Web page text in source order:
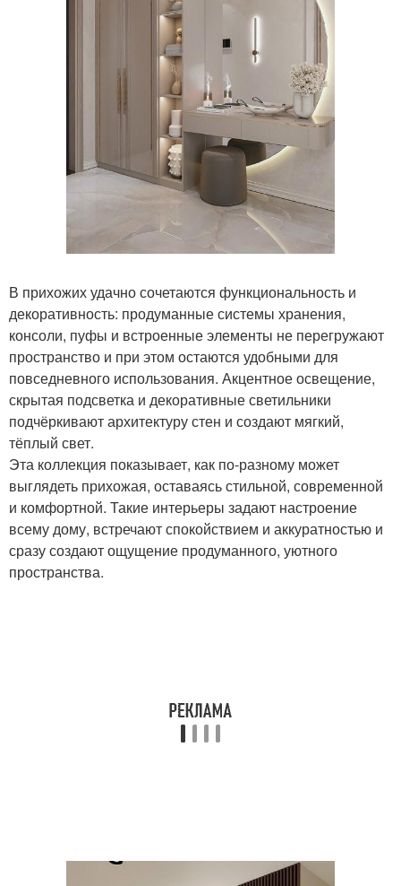
В прихожих удачно сочетаются функциональность и
декоративность: продуманные системы хранения,
консоли, пуфы и встроенные элементы не перегружают
пространство и при этом остаются удобными для
повседневного использования. Акцентное освещение,
скрытая подсветка и декоративные светильники
подчёркивают архитектуру стен и создают мягкий,
тёплый свет.
Эта коллекция показывает, как по-разному может
выглядеть прихожая, оставаясь стильной, современной
и комфортной. Такие интерьеры задают настроение
всему дому, встречают спокойствием и аккуратностью и
сразу создают ощущение продуманного, уютного
пространства.